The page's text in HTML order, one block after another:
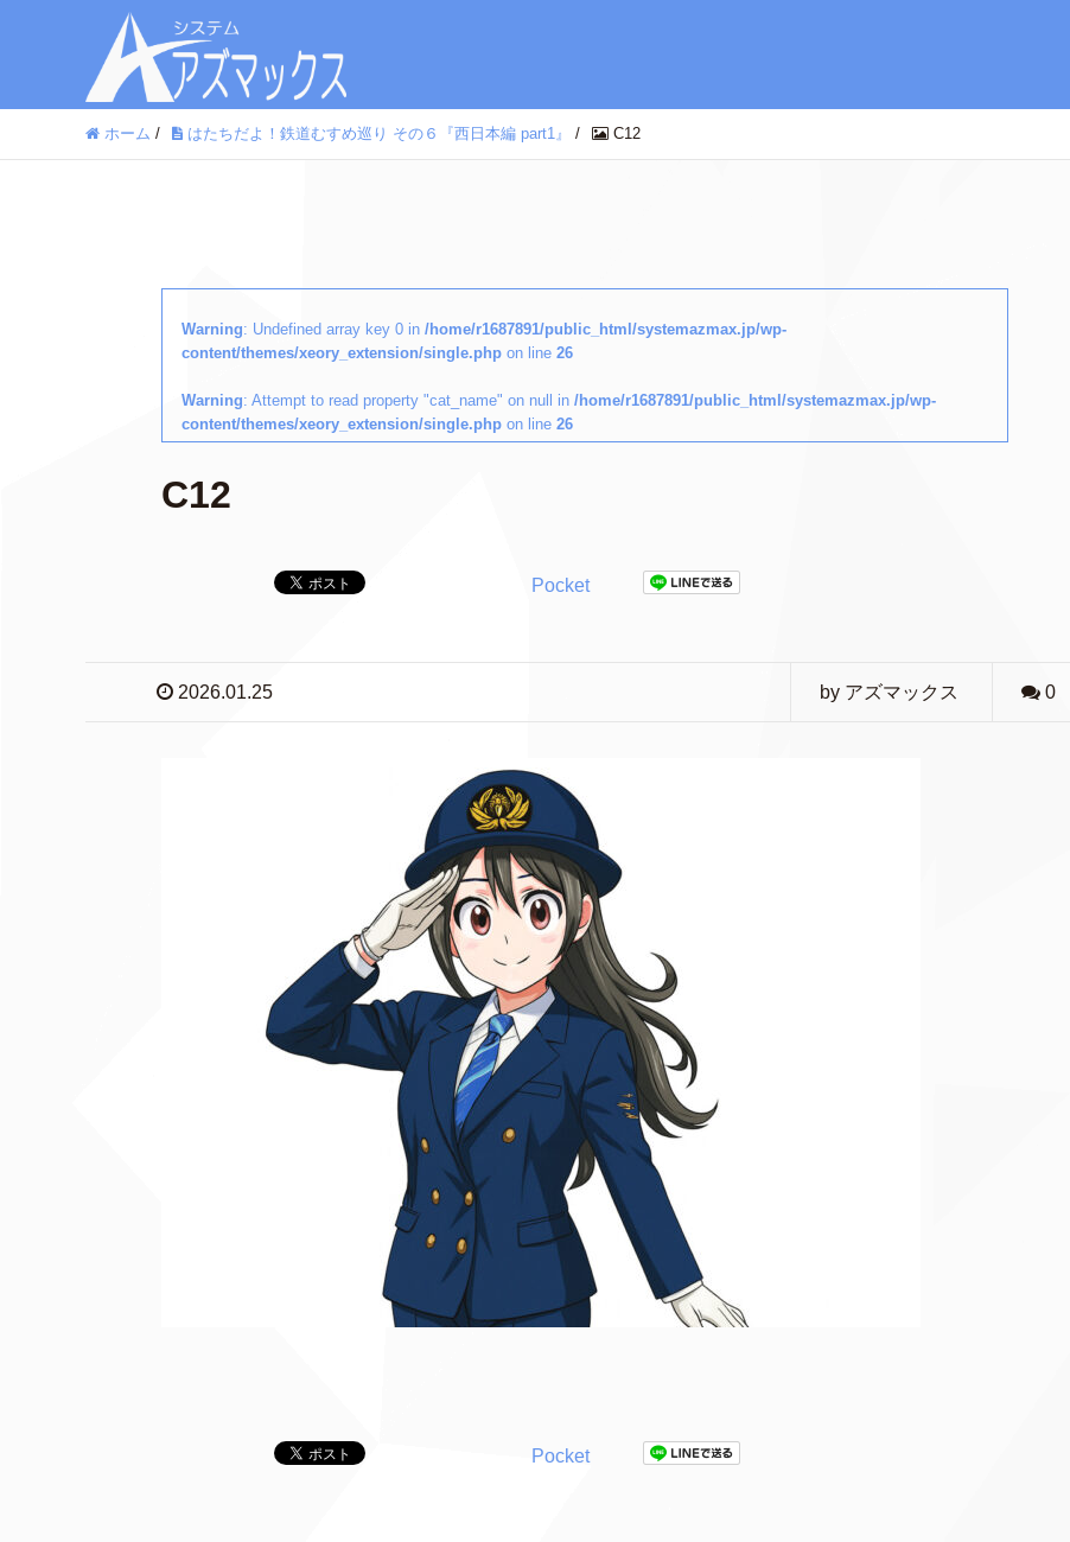
ホーム / はたちだよ！鉄道むすめ巡り その６『西日本編 part1』 / C12
Warning: Undefined array key 0 in /home/r1687891/public_html/systemazmax.jp/wp-
content/themes/xeory_extension/single.php on line 26
Warning: Attempt to read property "cat_name" on null in /home/r1687891/public_html/systemazmax.jp/wp-
content/themes/xeory_extension/single.php on line 26
C12
Pocket
2026.01.25 by アズマックス 0
Pocket